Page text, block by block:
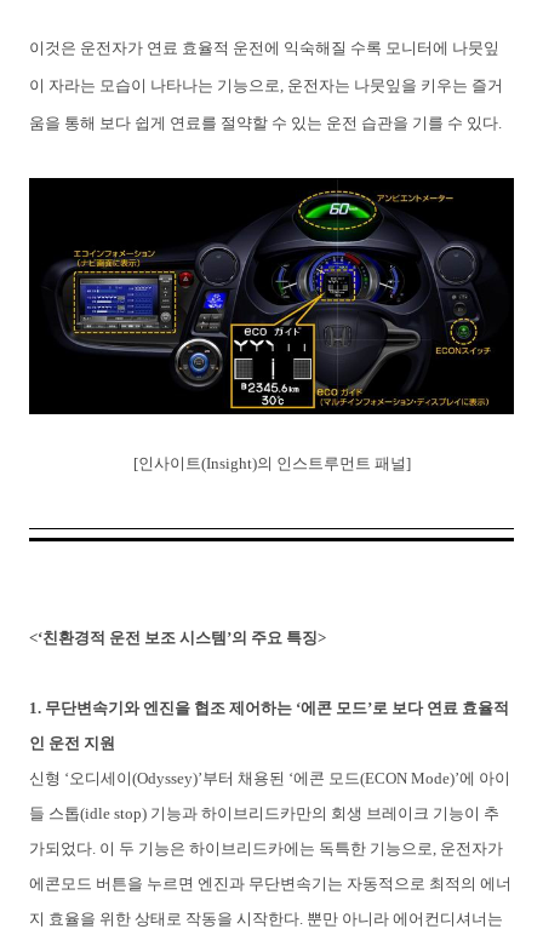
이것은 운전자가 연료 효율적 운전에 익숙해질 수록 모니터에 나뭇잎
이 자라는 모습이 나타나는 기능으로, 운전자는 나뭇잎을 키우는 즐거
움을 통해 보다 쉽게 연료를 절약할 수 있는 운전 습관을 기를 수 있다.
[인사이트(Insight)의 인스트루먼트 패널]
<‘친환경적 운전 보조 시스템 ’의 주요 특징>
1. 무단변속기와 엔진을 협조 제어하는 ‘에콘 모드’로 보다 연료 효율적
인 운전 지원
신형 ‘오디세이(Odyssey)’부터 채용된 ‘에콘 모드(ECON Mode)’에 아이
들 스톱(idle stop) 기능과 하이브리드카만의 회생 브레이크 기능이 추
가되었다. 이 두 기능은 하이브리드카에는 독특한 기능으로, 운전자가
에콘모드 버튼을 누르면 엔진과 무단변속기는 자동적으로 최적의 에너
지 효율을 위한 상태로 작동을 시작한다. 뿐만 아니라 에어컨디셔너는